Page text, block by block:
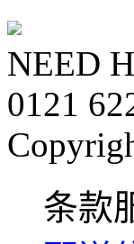
NEED
0121
条款